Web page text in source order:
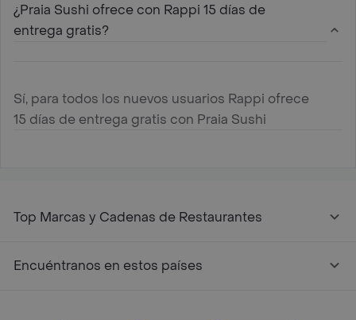
¿Praia Sushi ofrece con Rappi 15 días de
entrega gratis?
Sí, para todos los nuevos usuarios Rappi ofrece
15 días de entrega gratis con Praia Sushi
Top Marcas y Cadenas de Restaurantes
Encuéntranos en estos países